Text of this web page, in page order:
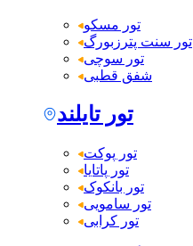
تور مسکو
تور سنت پترزبورگ
تور سوچی
شفق قطبی
تور تایلند
تور پوکت
تور پاتایا
تور بانکوک
تور سامویی
تور کرابی